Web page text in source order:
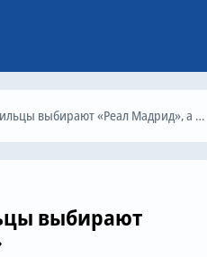
выбирают «Реал Мадрид», а не «Челси»
выбирают